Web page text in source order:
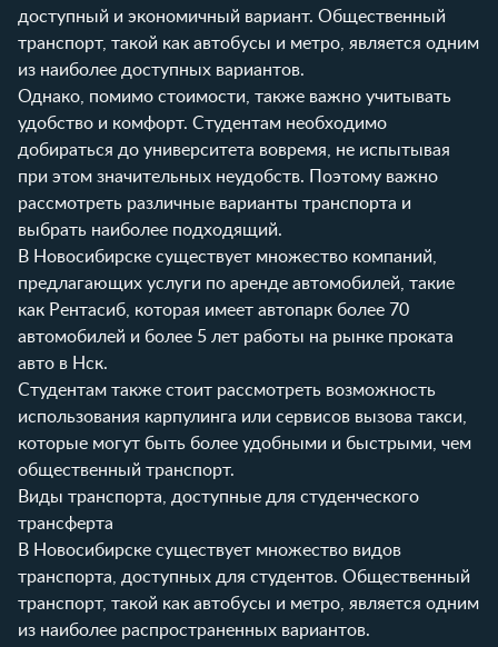
доступный и экономичный вариант. Общественный
транспорт, такой как автобусы и метро, является одним
из наиболее доступных вариантов.
Однако, помимо стоимости, также важно учитывать
удобство и комфорт. Студентам необходимо
добираться до университета вовремя, не испытывая
при этом значительных неудобств. Поэтому важно
рассмотреть различные варианты транспорта и
выбрать наиболее подходящий.
В Новосибирске существует множество компаний,
предлагающих услуги по аренде автомобилей, такие
как Рентасиб , которая имеет автопарк более 70
автомобилей и более 5 лет работы на рынке проката
авто в Нск.
Студентам также стоит рассмотреть возможность
использования карпулинга или сервисов вызова такси,
которые могут быть более удобными и быстрыми, чем
общественный транспорт.
Виды транспорта, доступные для студенческого
трансферта
В Новосибирске существует множество видов
транспорта, доступных для студентов. Общественный
транспорт, такой как автобусы и метро, является одним
из наиболее распространенных вариантов.